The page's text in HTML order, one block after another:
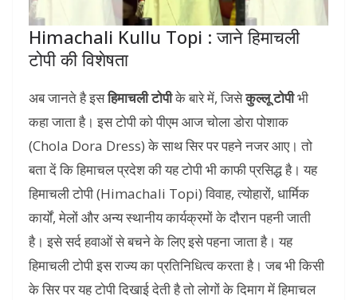
Himachali Kullu Topi : जाने हिमाचली
टोपी की विशेषता
अब जानते है इसहिमाचली टोपीके बारे में, जिसेकुल्लू टोपीभी
कहा जाता है। इस टोपी को पीएम आज चोला डोरा पोशाक
(Chola Dora Dress) के साथ सिर पर पहने नजर आए। तो
बता दें कि हिमाचल प्रदेश की यह टोपी भी काफी प्रसिद्ध है। यह
हिमाचली टोपी (Himachali Topi) विवाह, त्योहारों, धार्मिक
कार्यों, मेलों और अन्य स्थानीय कार्यक्रमों के दौरान पहनी जाती
है। इसे सर्द हवाओं से बचने के लिए इसे पहना जाता है। यह
हिमाचली टोपी इस राज्य का प्रतिनिधित्व करता है। जब भी किसी
के सिर पर यह टोपी दिखाई देती है तो लोगों के दिमाग में हिमाचल